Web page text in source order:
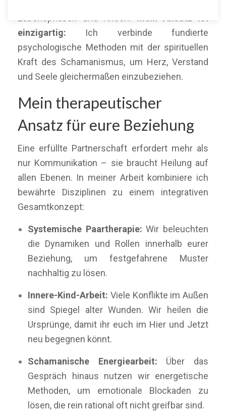
einzigartig: Ich verbinde fundierte
psychologische Methoden mit der spirituellen
Kraft des Schamanismus, um Herz, Verstand
und Seele gleichermaßen einzubeziehen.
Mein therapeutischer
Ansatz für eure Beziehung
Eine erfüllte Partnerschaft erfordert mehr als
nur Kommunikation – sie braucht Heilung auf
allen Ebenen. In meiner Arbeit kombiniere ich
bewährte Disziplinen zu einem integrativen
Gesamtkonzept:
Systemische Paartherapie: Wir beleuchten
die Dynamiken und Rollen innerhalb eurer
Beziehung, um festgefahrene Muster
nachhaltig zu lösen.
Innere-Kind-Arbeit: Viele Konflikte im Außen
sind Spiegel alter Wunden. Wir heilen die
Ursprünge, damit ihr euch im Hier und Jetzt
neu begegnen könnt.
Schamanische Energiearbeit: Über das
Gespräch hinaus nutzen wir energetische
Methoden, um emotionale Blockaden zu
lösen, die rein rational oft nicht greifbar sind.